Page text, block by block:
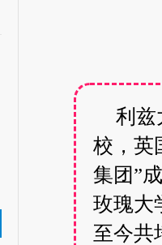
利兹
校，英
集团”
玫瑰大
至今共